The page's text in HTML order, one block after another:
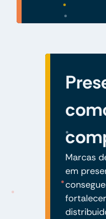
Marcas
em